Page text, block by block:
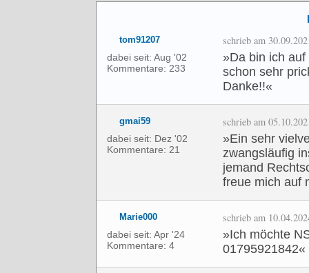
tom91207
dabei seit: Aug '02
Kommentare: 233
schrieb am
»Da bin ich
schon sehr
Danke!!«
gmai59
dabei seit: Dez '02
Kommentare: 21
schrieb am
»Ein sehr
zwangsläufig
jemand
freue mich auf
Marie000
dabei seit: Apr '24
Kommentare: 4
schrieb am
»Ich möchte
01795921842«